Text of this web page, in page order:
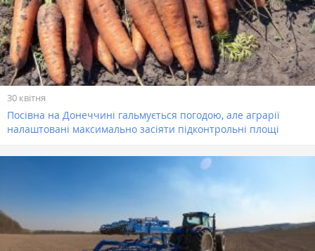
30 квітня
Посівна на Донеччині гальмується погодою, але аграрії
налаштовані максимально засіяти підконтрольні площі